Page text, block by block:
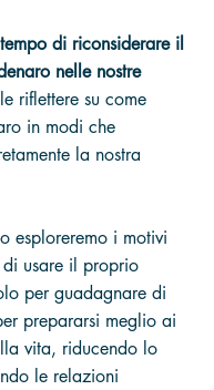
di riconsiderare il
nelle nostre
riflettere su come
in modi che
la nostra
esploreremo i motivi
usare il proprio
per guadagnare di
prepararsi meglio ai
vita, riducendo lo
le relazioni